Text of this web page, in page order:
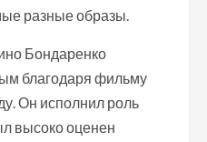
разные образы.
Бондаренко
благодаря фильму
Он исполнил роль
высоко оценен